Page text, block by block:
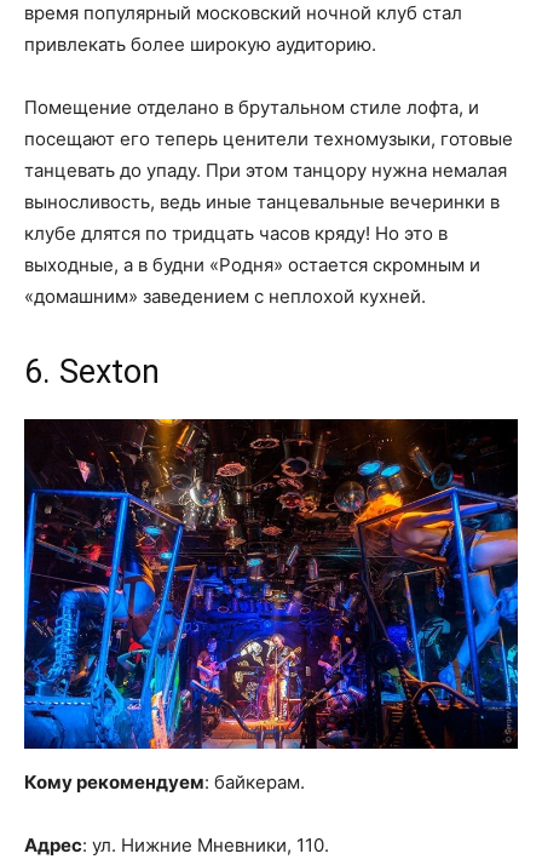
время популярный московский ночной клуб стал
привлекать более широкую аудиторию.
Помещение отделано в брутальном стиле лофта, и
посещают его теперь ценители техномузыки, готовые
танцевать до упаду. При этом танцору нужна немалая
выносливость, ведь иные танцевальные вечеринки в
клубе длятся по тридцать часов кряду! Но это в
выходные, а в будни «Родня» остается скромным и
«домашним» заведением с неплохой кухней.
6. Sexton
Кому рекомендуем: байкерам.
Адрес: ул. Нижние Мневники, 110.